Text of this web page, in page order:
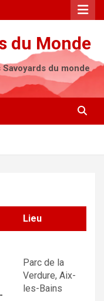
du Monde
du monde
Lieu
Parc de la
Verdure, Aix-
les-Bains